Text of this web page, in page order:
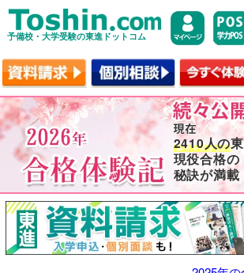
予備校・大学受験の東進ドットコム
2410人の
現役合格の
秘訣が満載